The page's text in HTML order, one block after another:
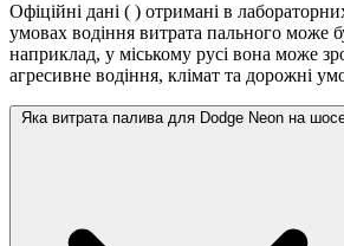
Офіційні дані ( ) отримані в
умовах водіння витрата пального може
наприклад, у міському русі вона може
агресивне водіння, клімат та дорожні
Яка витрата палива для Dodge Neon на